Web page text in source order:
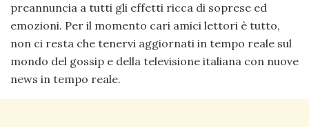
preannuncia a tutti gli effetti ricca di soprese ed
emozioni. Per il momento cari amici lettori è tutto,
non ci resta che tenervi aggiornati in tempo reale sul
mondo del gossip e della televisione italiana con nuove
news in tempo reale.